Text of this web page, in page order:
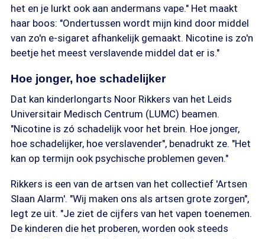
het en je lurkt ook aan andermans vape." Het maakt
haar boos: "Ondertussen wordt mijn kind door middel
van zo'n e-sigaret afhankelijk gemaakt. Nicotine is zo'n
beetje het meest verslavende middel dat er is."
Hoe jonger, hoe schadelijker
Dat kan kinderlongarts Noor Rikkers van het Leids
Universitair Medisch Centrum (LUMC) beamen.
"Nicotine is zó schadelijk voor het brein. Hoe jonger,
hoe schadelijker, hoe verslavender", benadrukt ze. "Het
kan op termijn ook psychische problemen geven."
Rikkers is een van de artsen van het collectief 'Artsen
Slaan Alarm'. "Wij maken ons als artsen grote zorgen",
legt ze uit. "Je ziet de cijfers van het vapen toenemen.
De kinderen die het proberen, worden ook steeds